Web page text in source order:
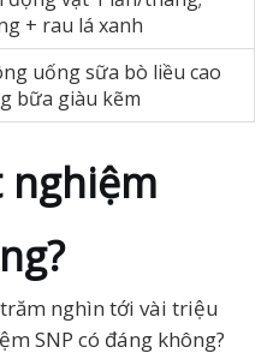
+ rau lá xanh
uống sữa bò liều cao
bữa giàu kẽm
nghiệm
nghìn tới vài triệu
SNP có đáng không?